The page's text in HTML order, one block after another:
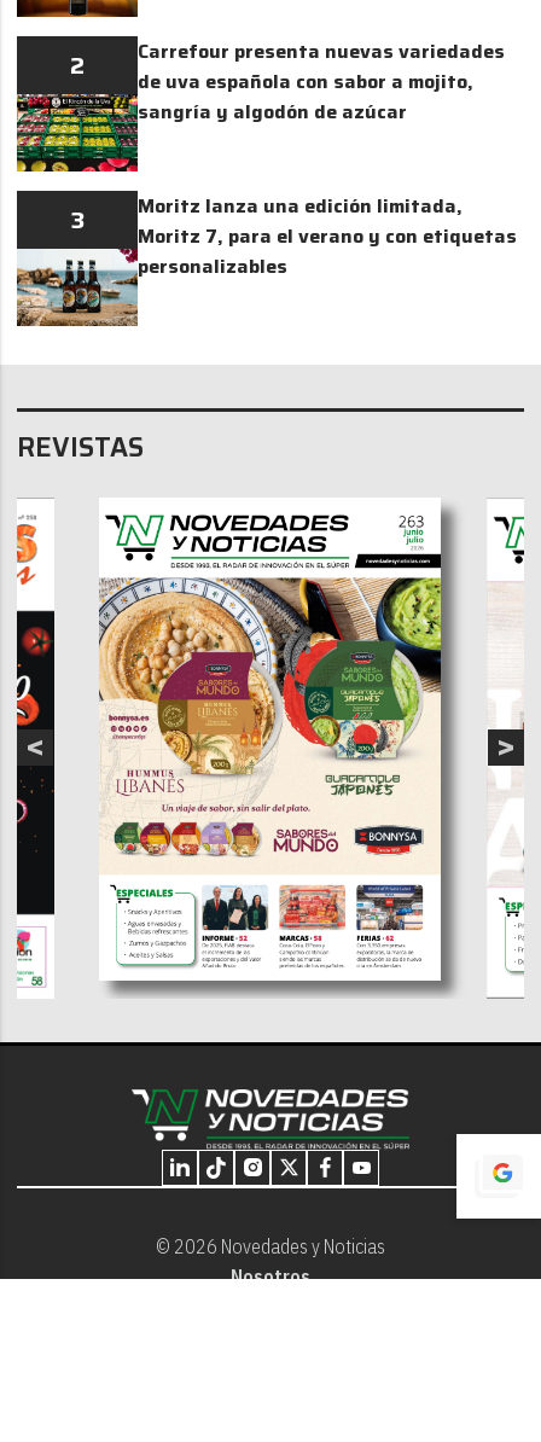
2
Carrefour presenta nuevas variedades
de uva española con sabor a mojito,
sangría y algodón de azúcar
3
Moritz lanza una edición limitada,
Moritz 7, para el verano y con etiquetas
personalizables
REVISTAS
© 2026 Novedades y Noticias
Nosotros